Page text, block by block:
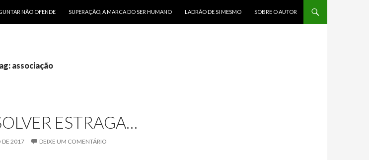
NÃO OFENDE SUPERAÇÃO, A MARCA DO SER HUMANO LADRÃO DE SI MESMO SOBRE O AUTOR
associação
ESTRAGA…
DE 2017 DEIXE UM COMENTÁRIO